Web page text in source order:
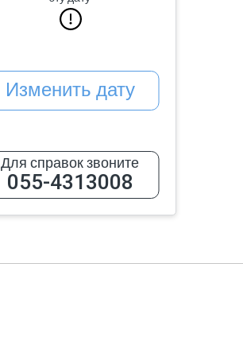
Для справок звоните
055-4313008
Изменить дату